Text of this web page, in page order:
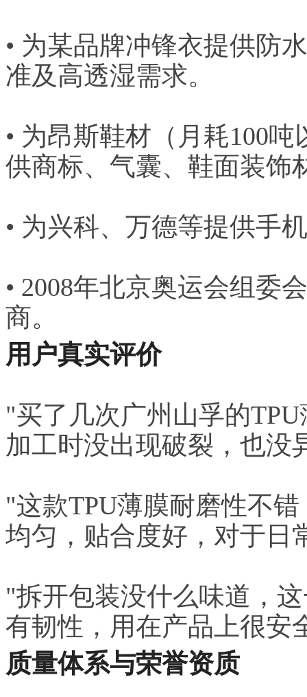
• 为某品牌冲锋衣提供防
准及高透湿需求。
• 为昂斯鞋材（月耗100
供商标、气囊、鞋面装饰
• 为兴科、万德等提供手
• 2008年北京奥运会组委
商。
用户真实评价
"买了几次广州山孚的
加工时没出现破裂，也没
"这款TPU薄膜耐磨性不
均匀，贴合度好，对于日
"拆开包装没什么味道，
有韧性，用在产品上很安
质量体系与荣誉资质